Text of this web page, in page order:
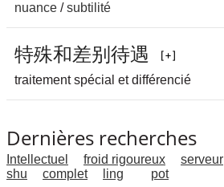
nuance /subtilité
特殊和差别 待遇
traitement spécial et différencié
Dernières recherches
Intellectuel froid rigoureux serveur
shu
complet ling pot